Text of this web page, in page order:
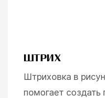
ШТРИХ
Штриховка в
помогает создать